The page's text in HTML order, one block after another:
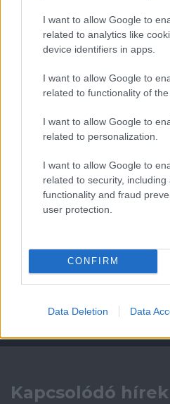
I want to allow Google to
related to analytics like
device identifiers in apps.
I want to allow Google to
related to functionality of
I want to allow Google to
related to personalization.
I want to allow Google to
related to security, including
functionality and fraud
user protection.
CONFIRM
Data Deletion Data
Felkészülési szezon 4. mérkőzés
Nya Ullevi, Göteborg
2026-08-08 17:00
1 nap 15 óra 45 perc 53
AC MilanvsManchester United
ELŐZŐ MÉRKŐZÉSEK
Támogasd
a
Kapcsolódó hírek